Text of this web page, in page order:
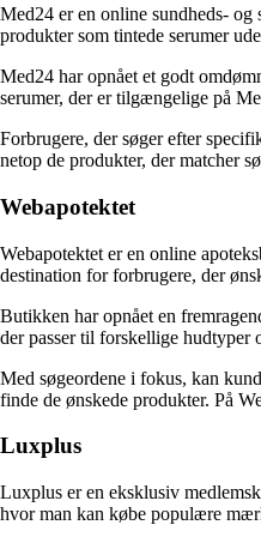
Med24 er en online sundheds-
produkter som tintede serumer
Med24 har opnået et godt
serumer, der er tilgængelige på
Forbrugere, der søger efter
netop de produkter, der matcher
Webapotektet
Webapotektet er en online
destination for forbrugere, der
Butikken har opnået en
der passer til forskellige hudtyper
Med søgeordene i fokus, kan
finde de ønskede produkter. På
Luxplus
Luxplus er en eksklusiv
hvor man kan købe populære